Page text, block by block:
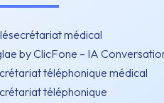
médical
by ClicFone – IA
téléphonique médical
téléphonique